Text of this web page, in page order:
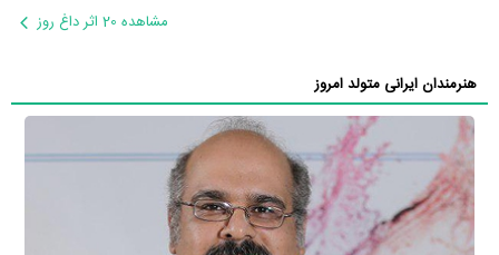
مشاهده 20 اثر داغ روز
هنرمندان ایرانی متولد امروز